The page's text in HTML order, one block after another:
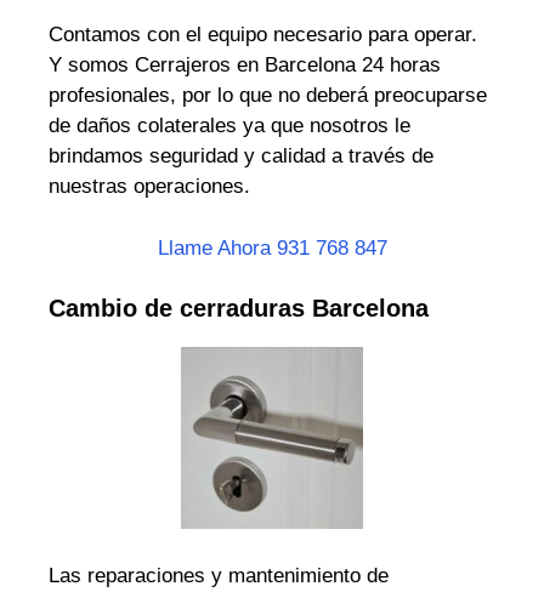
Contamos con el equipo necesario para operar.
Y somos Cerrajeros en Barcelona 24 horas
profesionales, por lo que no deberá preocuparse
de daños colaterales ya que nosotros le
brindamos seguridad y calidad a través de
nuestras operaciones.
Llame Ahora 931 768 847
Cambio de cerraduras Barcelona
Las reparaciones y mantenimiento de